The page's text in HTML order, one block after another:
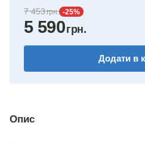
бук
7 453 -25%
5 590
Додати в
Опис